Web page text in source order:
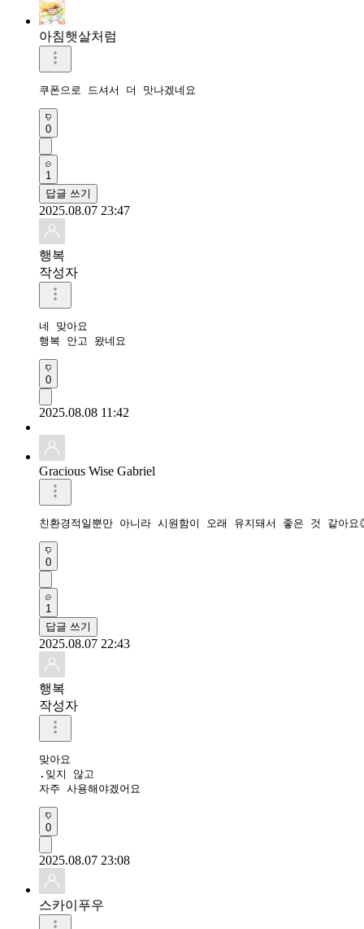
아침햇살처럼
쿠폰으로 드셔서 더 맛나겠네요
0
1
답글 쓰기
2025.08.07 23:47
행복
작성자
네 맞아요
행복 안고 왔네요
0
2025.08.08 11:42
Gracious Wise Gabriel
친환경적일뿐만 아니라 시원함이 오래 유지돼서 좋은 것 같아요
0
1
답글 쓰기
2025.08.07 22:43
행복
작성자
맞아요
.잊지 않고
자주 사용해야겠어요
0
2025.08.07 23:08
스카이푸우